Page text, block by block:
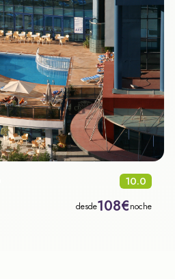
10.0
desde108€noche